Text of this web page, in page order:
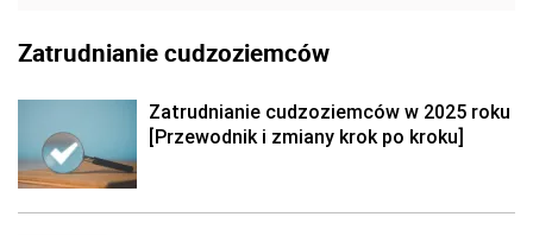
Zatrudnianie cudzoziemców
Zatrudnianie cudzoziemców w 2025 roku
[Przewodnik i zmiany krok po kroku]